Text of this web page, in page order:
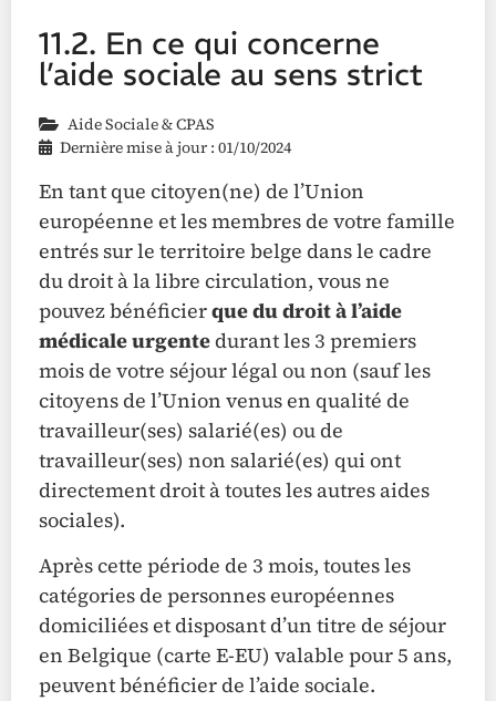
11.2. En ce qui concerne
l’aide sociale au sens strict
Aide Sociale & CPAS
Dernière mise à jour : 01/10/2024
En tant que citoyen(ne) de l’Union
européenne et les membres de votre famille
entrés sur le territoire belge dans le cadre
du droit à la libre circulation, vous ne
pouvez bénéficierque du droit à l’aide
médicale urgentedurant les 3 premiers
mois de votre séjour légal ou non (sauf les
citoyens de l’Union venus en qualité de
travailleur(ses) salarié(es) ou de
travailleur(ses) non salarié(es) qui ont
directement droit à toutes les autres aides
sociales).
Après cette période de 3 mois, toutes les
catégories de personnes européennes
domiciliées et disposant d’un titre de séjour
en Belgique (carte E-EU) valable pour 5 ans,
peuvent bénéficier de l’aide sociale.